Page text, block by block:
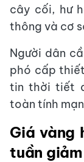
cây cối, hư
thông và cơ
Người dân
phó cấp
tin thời tiết
toàn tính
Giá vàng
tuần